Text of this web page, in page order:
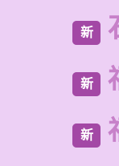
新
新
新